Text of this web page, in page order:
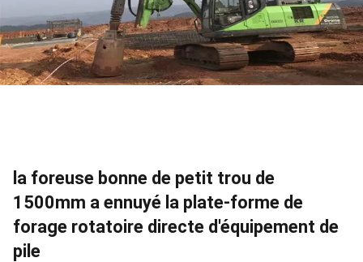
la foreuse bonne de petit trou de
1500mm a ennuyé la plate-forme de
forage rotatoire directe d'équipement de
pile